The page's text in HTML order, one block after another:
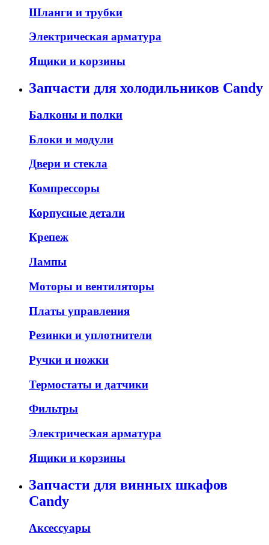
Шланги и трубки
Электрическая арматура
Ящики и корзины
Запчасти для холодильников Candy
Балконы и полки
Блоки и модули
Двери и стекла
Компрессоры
Корпусные детали
Крепеж
Лампы
Моторы и вентиляторы
Платы управления
Резинки и уплотнители
Ручки и ножки
Термостаты и датчики
Фильтры
Электрическая арматура
Ящики и корзины
Запчасти для винных шкафов
Candy
Аксессуары